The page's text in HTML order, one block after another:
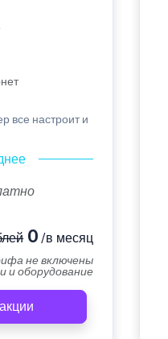
все настроит и
0 /в месяц
не включены
и оборудование